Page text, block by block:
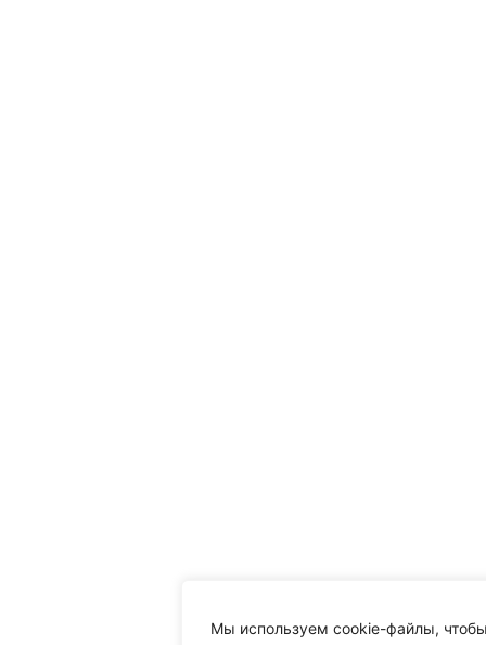
Мы используем cookie-файлы,